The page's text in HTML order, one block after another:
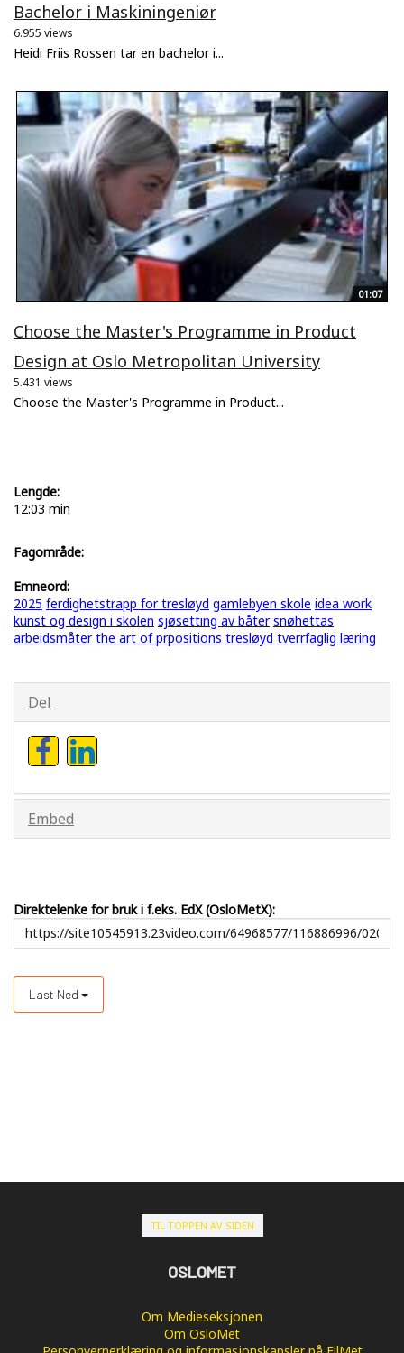
Bachelor i Maskiningeniør
6.955 views
Heidi Friis Rossen tar en bachelor i...
01:07
Choose the Master's Programme in Product
Design at Oslo Metropolitan University
5.431 views
Choose the Master's Programme in Product...
Lengde:
12:03 min
Fagområde:
Emneord:
2025 ferdighetstrapp for tresløyd gamlebyen skole idea work
kunst og design i skolen sjøsetting av båter snøhettas
arbeidsmåter the art of prpositions tresløyd tverrfaglig læring
Del
Embed
Direktelenke for bruk i f.eks. EdX (OsloMetX):
Last Ned
TIL TOPPEN AV SIDEN
OSLOMET
Om Medieseksjonen
Om OsloMet